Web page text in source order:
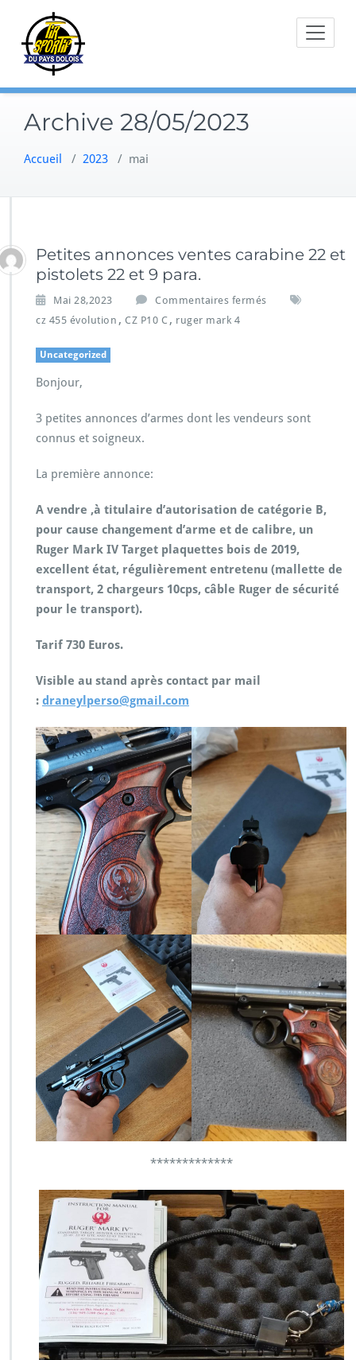
content
Archive 28/05/2023
Accueil / 2023 / mai
Petites annonces ventes carabine 22 et
pistolets 22 et 9 para.
Mai 28,2023
Commentaires fermés
cz 455 évolution , CZ P10 C , ruger mark 4
Uncategorized
Bonjour,
3 petites annonces d’armes dont les vendeurs sont
connus et soigneux.
La première annonce:
A vendre ,à titulaire d’autorisation de catégorie B,
pour cause changement d’arme et de calibre, un
Ruger Mark IV Target plaquettes bois de 2019,
excellent état, régulièrement entretenu (mallette de
transport, 2 chargeurs 10cps, câble Ruger de sécurité
pour le transport).
Tarif 730 Euros.
Visible au stand après contact par mail
: draneylperso@gmail.com
*************